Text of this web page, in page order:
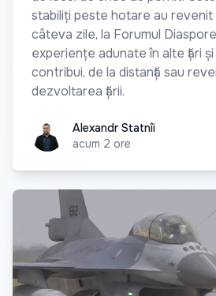
stabiliți peste hotare au
câteva zile, la Forumul
experiențe adunate în alte țări
contribui, de la distanță sau
dezvoltarea țării.
Alexandr Statnîi
Alexandr Statnîi
acum 2 ore